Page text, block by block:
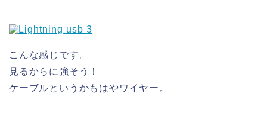
こんな感じです。
見るからに強そう！
ケーブルというかもはやワイヤー。